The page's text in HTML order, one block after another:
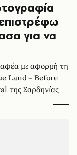
για να
με αφορμή τη
Land – Before
της Σαρδηνίας